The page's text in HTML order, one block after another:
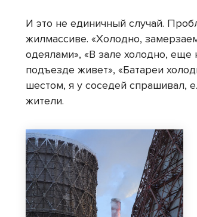
И это не единичный случай.
жилмассиве. «Холодно,
одеялами», «В зале холодно,
подъезде живет», «Батареи
шестом, я у соседей спрашивал,
жители.